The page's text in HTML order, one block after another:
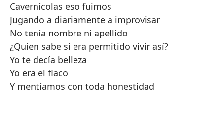
Cavernícolas eso fuimos
Jugando a diariamente a improvisar
No tenía nombre ni apellido
¿Quien sabe si era permitido vivir así?
Yo te decía belleza
Yo era el flaco
Y mentíamos con toda honestidad